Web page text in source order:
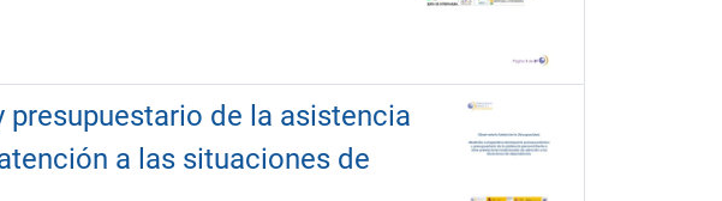
de la asistencia
a las situaciones de